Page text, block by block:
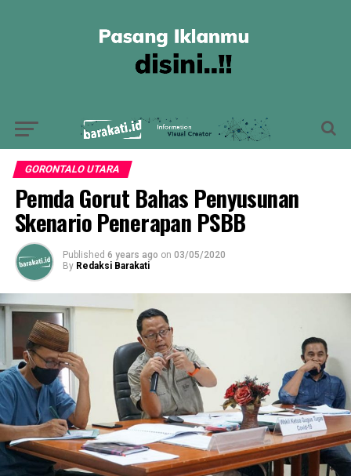
GORONTALO UTARA
Pemda Gorut Bahas Penyusunan
Skenario Penerapan PSBB
Published 6 years ago on 03/05/2020
By Redaksi Barakati